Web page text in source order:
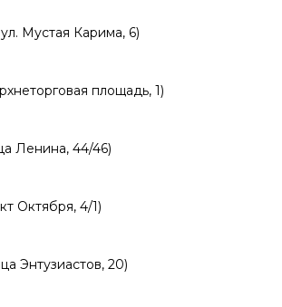
Мустая Карима, 6)
площадь, 1)
Ленина, 44/46)
Октября, 4/1)
Энтузиастов, 20)